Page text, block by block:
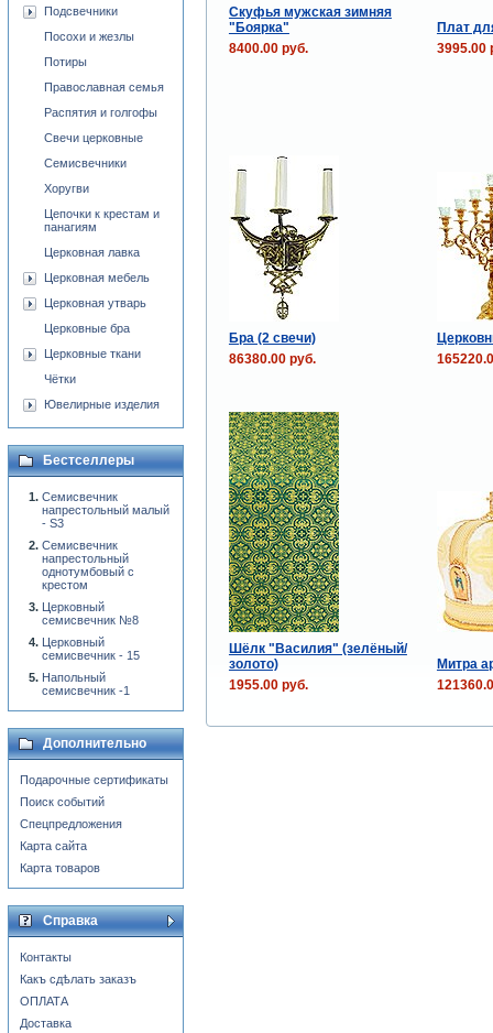
Скуфья мужская зимняя
"Боярка"
Плат
8400.00 руб.
3995.00
Бра (2 свечи)
86380.00 руб.
Шёлк "Василия" (зелёный/
золото)
Митра
1955.00 руб.
Подсвечники
Посохи и жезлы
Потиры
Православная семья
Распятия и голгофы
Свечи церковные
Семисвечники
Хоругви
Цепочки к крестам и
панагиям
Церковная лавка
Церковная мебель
Церковная утварь
Церковные бра
Церковные ткани
Чётки
Ювелирные изделия
Бестселлеры
Семисвечник
напрестольный малый
- S3
Семисвечник
напрестольный
однотумбовый с
крестом
Церковный
семисвечник №8
Церковный
семисвечник - 15
Напольный
семисвечник -1
Дополнительно
Подарочные сертификаты
Поиск событий
Спецпредложения
Карта сайта
Карта товаров
Справка
Контакты
Какъ сдѣлать заказъ
ОПЛАТА
Доставка